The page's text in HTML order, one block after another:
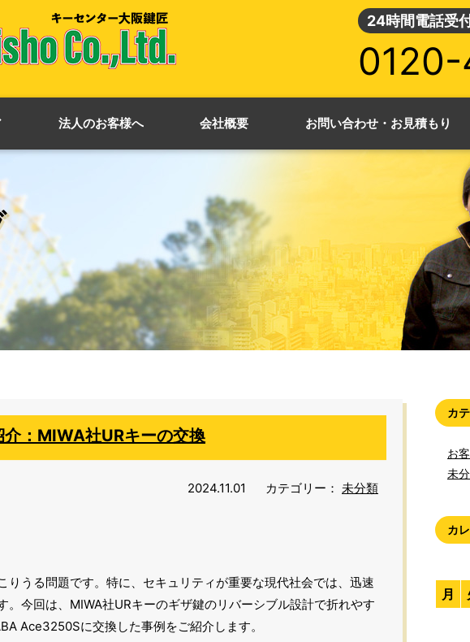
24時間電話受
法人のお客様へ 会社概要 お問い合わせ・お見積もり
：MIWA社URキーの交換
2024.11.01 カテゴリー： 未分類
りうる問題です。特に、セキュリティが重要な現代社会では、迅速
。今回は、MIWA社URキーのギザ鍵のリバーシブル設計で折れやす
Ace3250Sに交換した事例をご紹介します。
カ
お
未
カ
月